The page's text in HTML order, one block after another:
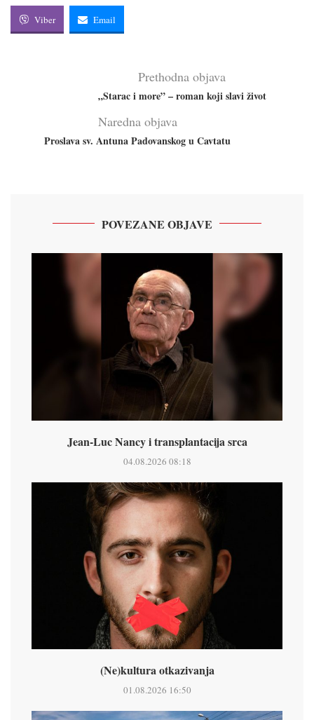
Viber Email
Prethodna objava
„Starac i more” – roman koji slavi život
Naredna objava
Proslava sv. Antuna Padovanskog u Cavtatu
POVEZANE OBJAVE
Jean-Luc Nancy i transplantacija srca
04.08.2026 08:18
(Ne)kultura otkazivanja
01.08.2026 16:50